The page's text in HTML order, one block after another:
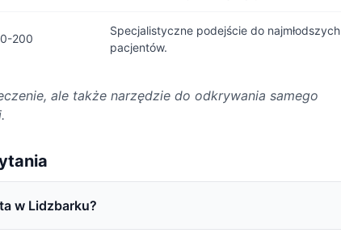
200
Specjalistyczne podejście do najmłodszych
pacjentów.
ale także narzędzie do odkrywania samego
w Lidzbarku?